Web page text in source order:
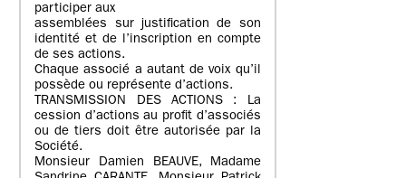
participer aux
assemblées sur justification de son
identité et de l’inscription en compte
de ses actions.
Chaque associé a autant de voix qu’il
possède ou représente d’actions.
TRANSMISSION DES ACTIONS : La
cession d’actions au profit d’associés
ou de tiers doit être autorisée par la
Société.
Monsieur Damien BEAUVE, Madame